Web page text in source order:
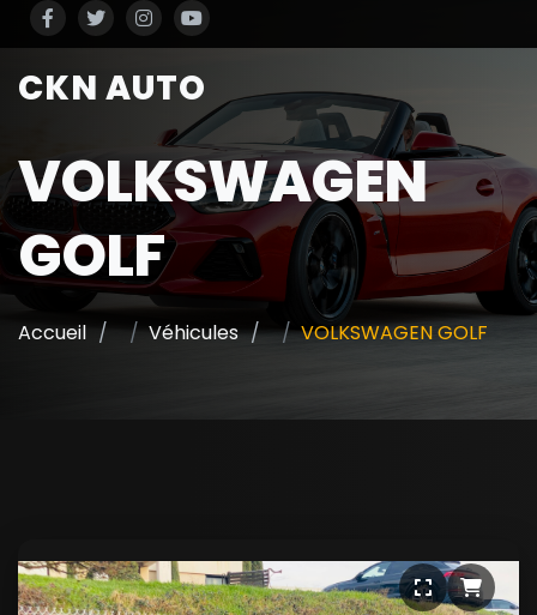
CKN AUTO
VOLKSWAGEN
GOLF
Accueil Véhicules VOLKSWAGEN GOLF